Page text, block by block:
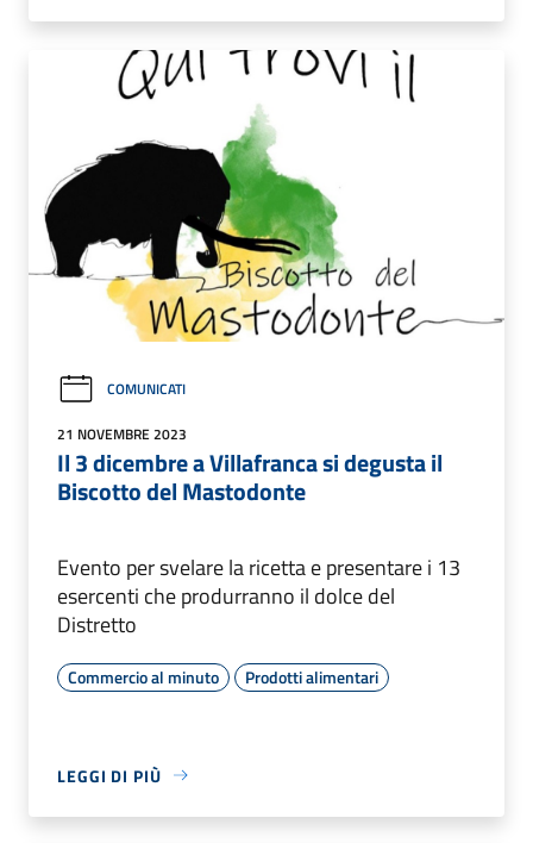
COMUNICATI
21 NOVEMBRE 2023
Il 3 dicembre a Villafranca si degusta il
Biscotto del Mastodonte
Evento per svelare la ricetta e presentare i 13
esercenti che produrranno il dolce del
Distretto
Commercio al minuto Prodotti alimentari
LEGGI DI PIÙ